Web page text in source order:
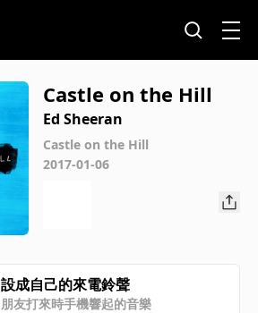
Castle on the Hill
Ed Sheeran
Castle on the Hill
2017-01-06
設成自己的來電鈴聲
朋友打來時手機響起的音樂